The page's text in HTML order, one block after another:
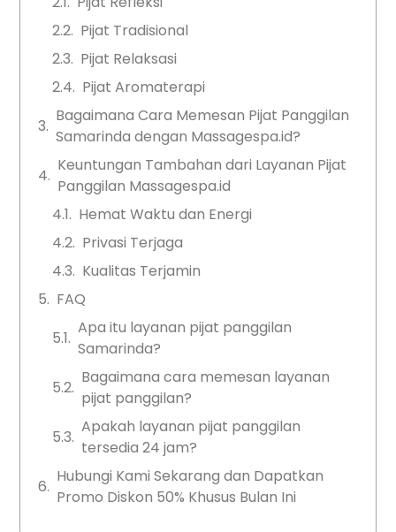
Pijat Tradisional
Pijat Relaksasi
Pijat Aromaterapi
Bagaimana Cara Memesan Pijat Panggilan
Samarinda dengan Massagespa.id?
Keuntungan Tambahan dari Layanan Pijat
Panggilan Massagespa.id
Hemat Waktu dan Energi
Privasi Terjaga
Kualitas Terjamin
FAQ
Apa itu layanan pijat panggilan
Samarinda?
Bagaimana cara memesan layanan
pijat panggilan?
Apakah layanan pijat panggilan
tersedia 24 jam?
Hubungi Kami Sekarang dan Dapatkan
Promo Diskon 50% Khusus Bulan Ini